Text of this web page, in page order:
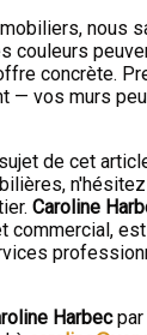
nous
couleurs
concrète.
— vos murs
de cet
Caroline
commercial,
Harbecpar